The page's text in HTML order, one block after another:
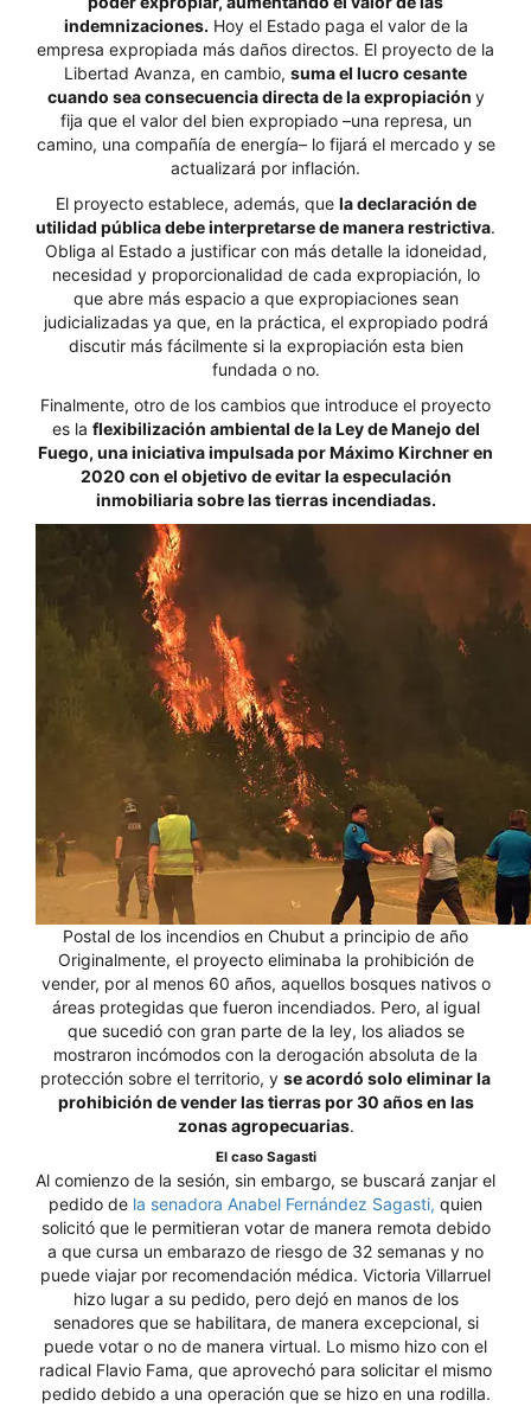
indemnizaciones. Hoy el Estado paga el valor de la
empresa expropiada más daños directos. El proyecto de la
Libertad Avanza, en cambio, suma el lucro cesante
cuando sea consecuencia directa de la expropiación y
fija que el valor del bien expropiado –una represa, un
camino, una compañía de energía– lo fijará el mercado y se
actualizará por inflación.
El proyecto establece, además, que la declaración de
utilidad pública debe interpretarse de manera restrictiva.
Obliga al Estado a justificar con más detalle la idoneidad,
necesidad y proporcionalidad de cada expropiación, lo
que abre más espacio a que expropiaciones sean
judicializadas ya que, en la práctica, el expropiado podrá
discutir más fácilmente si la expropiación esta bien
fundada o no.
Finalmente, otro de los cambios que introduce el proyecto
es la flexibilización ambiental de la Ley de Manejo del
Fuego, una iniciativa impulsada por Máximo Kirchner en
2020 con el objetivo de evitar la especulación
inmobiliaria sobre las tierras incendiadas.
Postal de los incendios en Chubut a principio de año
Originalmente, el proyecto eliminaba la prohibición de
vender, por al menos 60 años, aquellos bosques nativos o
áreas protegidas que fueron incendiados. Pero, al igual
que sucedió con gran parte de la ley, los aliados se
mostraron incómodos con la derogación absoluta de la
protección sobre el territorio, y se acordó solo eliminar la
prohibición de vender las tierras por 30 años en las
zonas agropecuarias.
El caso Sagasti
Al comienzo de la sesión, sin embargo, se buscará zanjar el
pedido de la senadora Anabel Fernández Sagasti, quien
solicitó que le permitieran votar de manera remota debido
a que cursa un embarazo de riesgo de 32 semanas y no
puede viajar por recomendación médica. Victoria Villarruel
hizo lugar a su pedido, pero dejó en manos de los
senadores que se habilitara, de manera excepcional, si
puede votar o no de manera virtual. Lo mismo hizo con el
radical Flavio Fama, que aprovechó para solicitar el mismo
pedido debido a una operación que se hizo en una rodilla.